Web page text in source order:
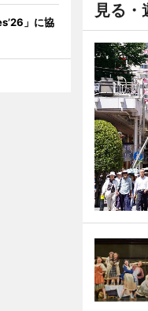
見る・
」に協